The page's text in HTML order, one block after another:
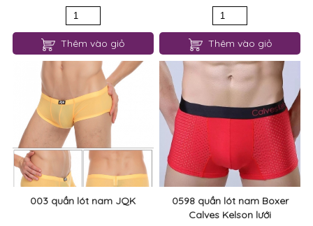
Thêm vào giỏ Thêm vào giỏ
003 quần lót nam JQK
0598 quần lót nam Boxer
Calves Kelson lưới